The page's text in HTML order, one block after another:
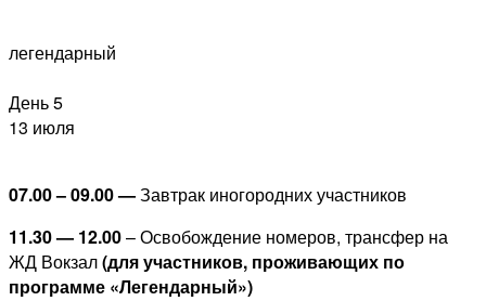
легендарный
День 5
13 июля
07.00 – 09.00 —Завтрак иногородних участников
11.30 — 12.00– Освобождение номеров, трансфер на
ЖД Вокзал(для участников, проживающих по
программе «Легендарный»)